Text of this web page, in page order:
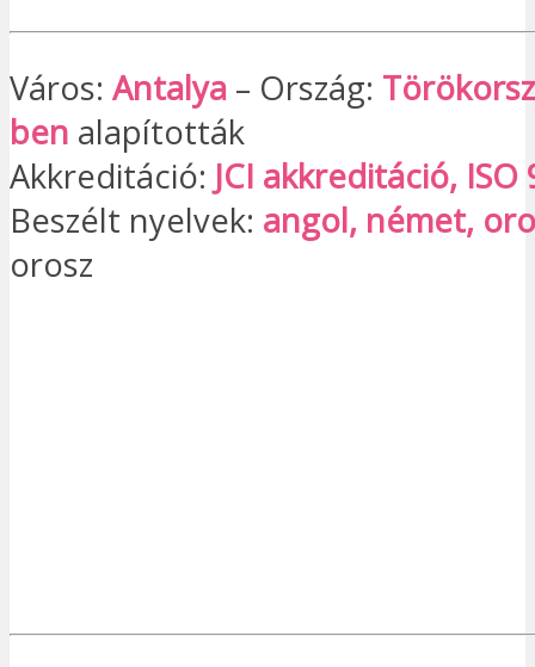
Város: Antalya – Ország:
ben alapították
Akkreditáció: JCI akkreditáció,
Beszélt nyelvek: angol, német,
orosz